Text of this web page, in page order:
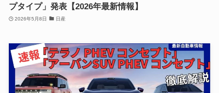
プタイプ」発表【2026年最新情報】
2026年5月8日 日産